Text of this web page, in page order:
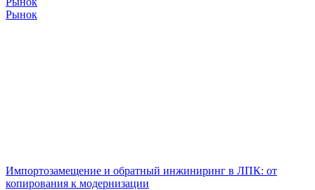
Рынок
Импортозамещение и обратный инжиниринг в ЛПК: от
копирования к модернизации